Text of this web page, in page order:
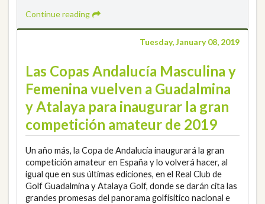
Continue reading
Tuesday, January 08, 2019
Las Copas Andalucía Masculina y
Femenina vuelven a Guadalmina
y Atalaya para inaugurar la gran
competición amateur de 2019
Un año más, la Copa de Andalucía inaugurará la gran
competición amateur en España y lo volverá hacer, al
igual que en sus últimas ediciones, en el Real Club de
Golf Guadalmina y Atalaya Golf, donde se darán cita las
grandes promesas del panorama golfísitico nacional e